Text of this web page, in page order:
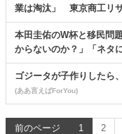
業は淘汰」 東京商工リ
本田圭佑のW杯と移民問
からないのか？」「ネ
ゴジータが子作りしたら
(ああ言えばForYou)
前のページ 1 2